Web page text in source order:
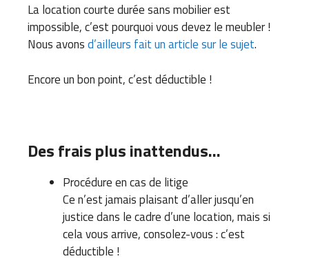
La location courte durée sans mobilier est
impossible, c’est pourquoi vous devez le meubler !
Nous avonsd’ailleurs fait un article sur le sujet.
Encore un bon point, c’est déductible !
Des frais plus inattendus…
Procédure en cas de litige
Ce n’est jamais plaisant d’aller jusqu’en
justice dans le cadre d’une location, mais si
cela vous arrive, consolez-vous : c’est
déductible !